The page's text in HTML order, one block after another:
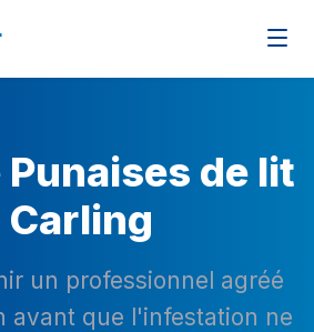
Punaises de lit
Carling
un professionnel agréé
avant que l'infestation ne